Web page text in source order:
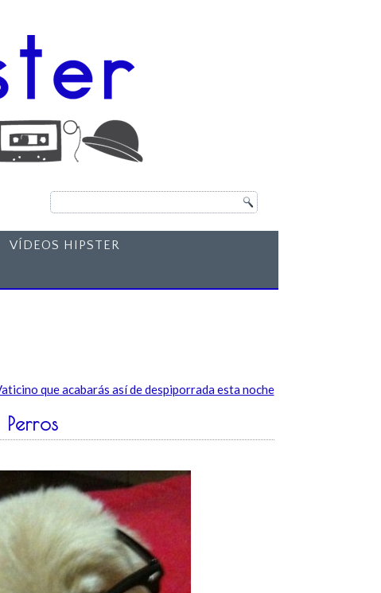
VÍDEOS HIPSTER
que acabarás así de despiporrada esta noche